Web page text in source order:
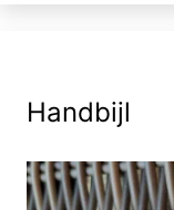
Handbijl